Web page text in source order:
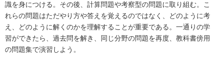
識を身につける。その後、計算問題や考察型の問題に取り組む。こ
れらの問題はただやり方や答えを覚えるのではなく、どのように考
え、どのように解くのかを理解することが重要である。一通りの学
習ができたら、過去問を解き、同じ分野の問題を再度、教科書傍用
の問題集で演習しよう。